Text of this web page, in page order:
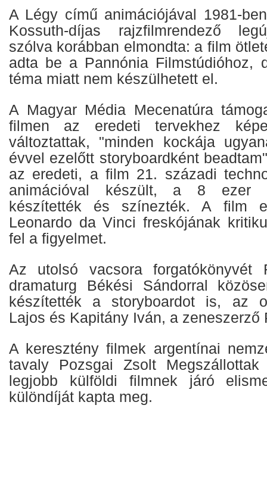
A Légy című animációjával 1981-
Kossuth-díjas rajzfilmrendező
szólva korábban elmondta: a film
adta be a Pannónia Filmstúdióhoz,
téma miatt nem készülhetett el.
A Magyar Média Mecenatúra
filmen az eredeti tervekhez
változtattak, "minden kockája
évvel ezelőtt storyboardként
az eredeti, a film 21. századi
animációval készült, a 8 ezer
készítették és színezték. A film
Leonardo da Vinci freskójának
fel a figyelmet.
Az utolsó vacsora forgatókönyvét
dramaturg Békési Sándorral
készítették a storyboardot is, az
Lajos és Kapitány Iván, a zeneszerző
A keresztény filmek argentínai
tavaly Pozsgai Zsolt
legjobb külföldi filmnek járó
különdíját kapta meg.